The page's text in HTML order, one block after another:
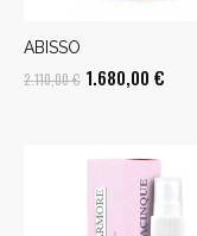
ABISSO
2.110,00€ Il
era:
2.110,00 €.
1.680,00 €